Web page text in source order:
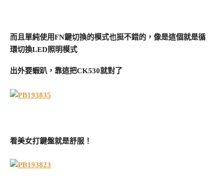
而且單純使用FN鍵切換的模式也挺不錯的，像是這個就是循
環切換LED照明模式
出外要蝦趴，靠這把CK530就對了
看美女打鍵盤就是舒服！